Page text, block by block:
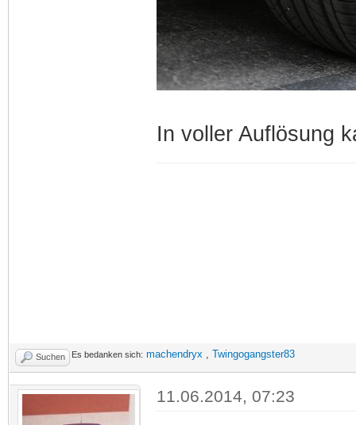
In voller Auflösung
Suchen Es bedanken sich: machendryx Twingogangster83
11.06.2014, 07:23